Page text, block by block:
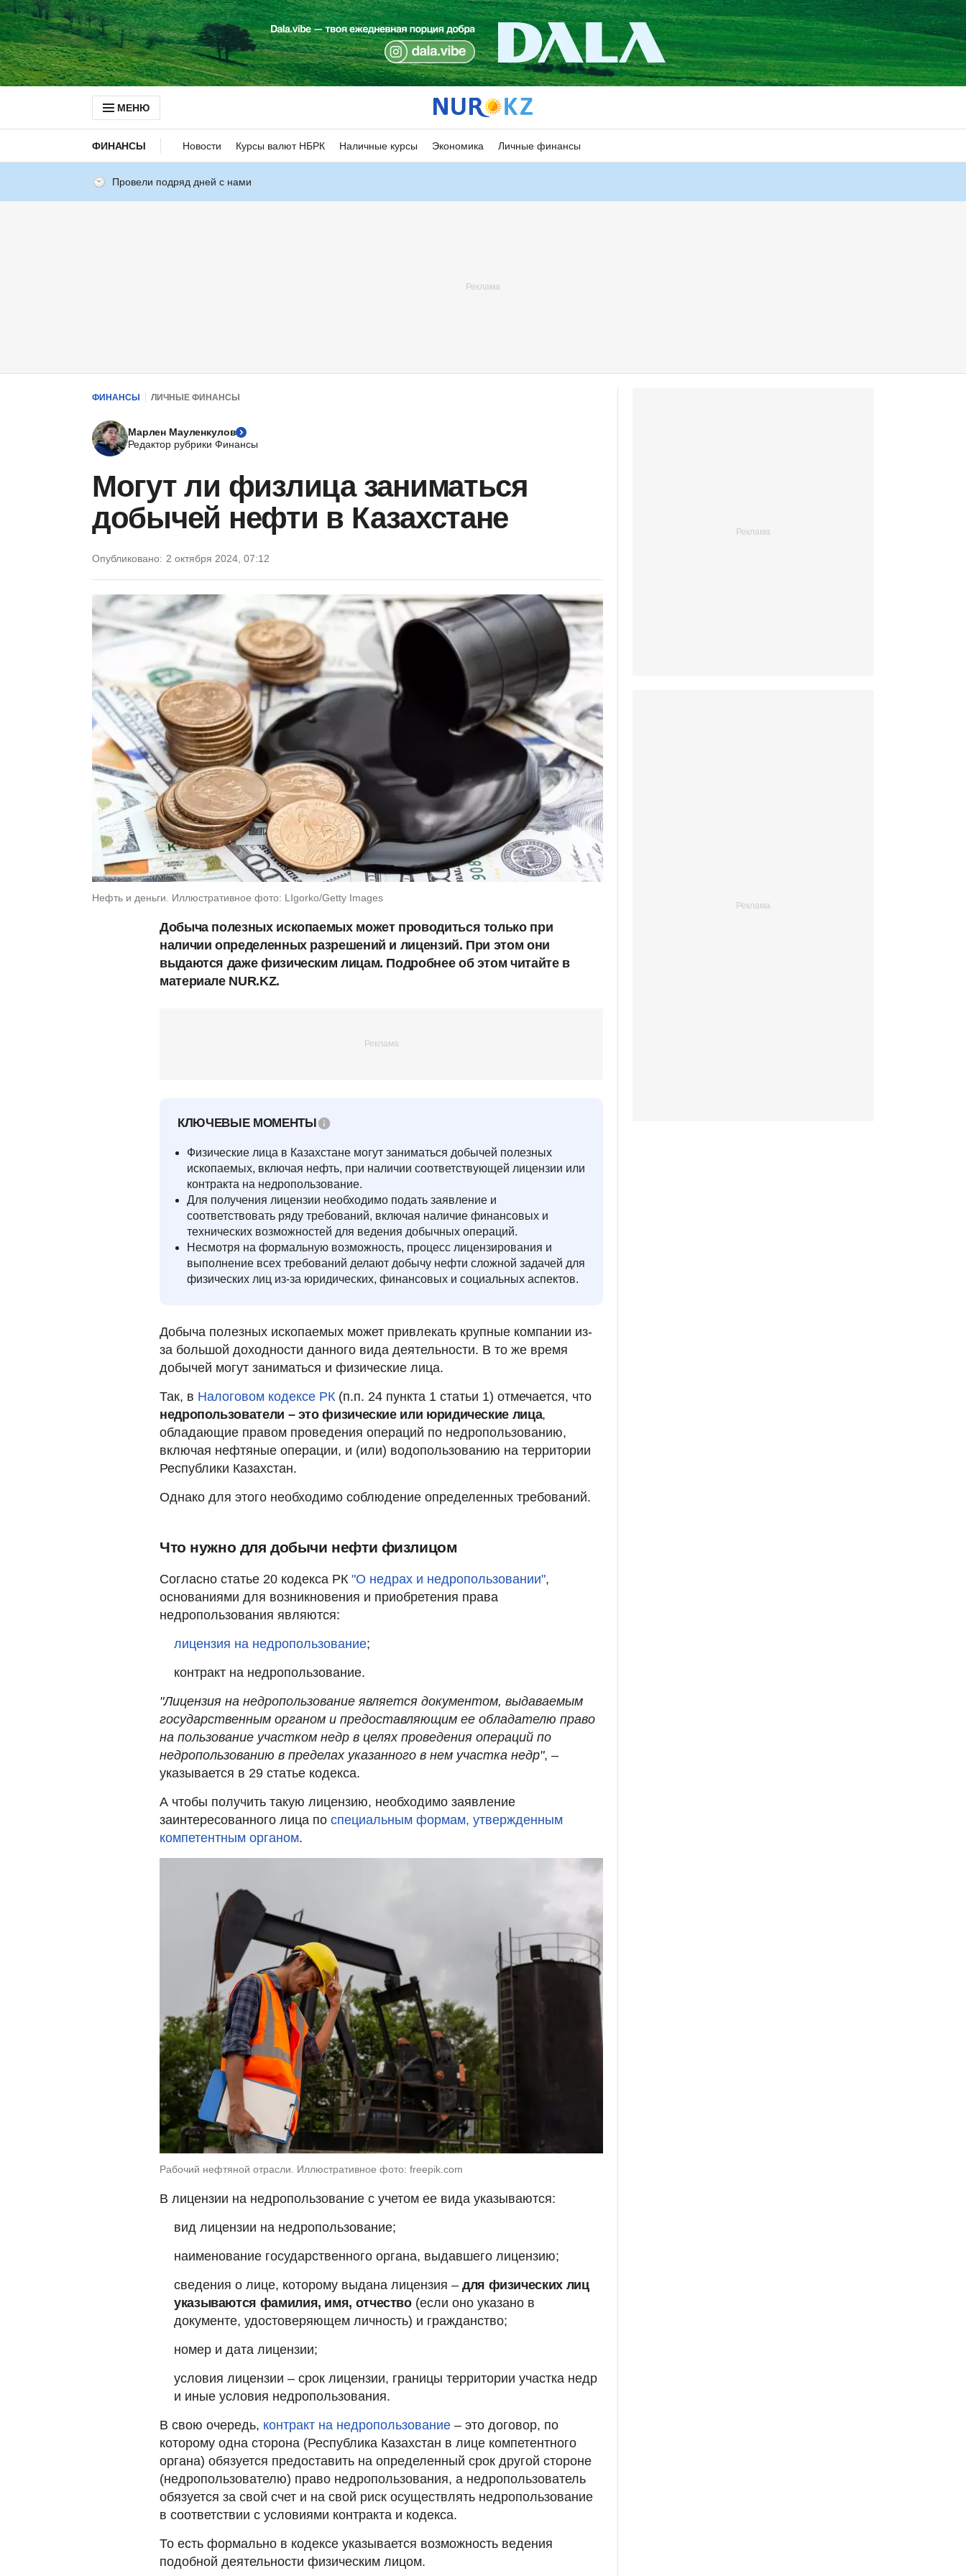
МЕНЮ
ФИНАНСЫ Новости Курсы валют НБРК Наличные курсы Экономика Личные финансы
Провели подряд дней с нами
ФИНАНСЫ ЛИЧНЫЕ ФИНАНСЫ
Марлен Мауленкулов
Редактор рубрики Финансы
Могут ли физлица заниматься
добычей нефти в Казахстане
Опубликовано: 2 октября 2024, 07:12
Нефть и деньги. Иллюстративное фото: LIgorko/Getty Images
Добыча полезных ископаемых может проводиться только при
наличии определенных разрешений и лицензий. При этом они
выдаются даже физическим лицам. Подробнее об этом читайте в
материале NUR.KZ.
КЛЮЧЕВЫЕ МОМЕНТЫ
Физические лица в Казахстане могут заниматься добычей полезных
ископаемых, включая нефть, при наличии соответствующей лицензии или
контракта на недропользование.
Для получения лицензии необходимо подать заявление и
соответствовать ряду требований, включая наличие финансовых и
технических возможностей для ведения добычных операций.
Несмотря на формальную возможность, процесс лицензирования и
выполнение всех требований делают добычу нефти сложной задачей для
физических лиц из-за юридических, финансовых и социальных аспектов.
Добыча полезных ископаемых может привлекать крупные компании из-
за большой доходности данного вида деятельности. В то же время
добычей могут заниматься и физические лица.
Так, в Налоговом кодексе РК (п.п. 24 пункта 1 статьи 1) отмечается, что
недропользователи – это физические или юридические лица,
обладающие правом проведения операций по недропользованию,
включая нефтяные операции, и (или) водопользованию на территории
Республики Казахстан.
Однако для этого необходимо соблюдение определенных требований.
Что нужно для добычи нефти физлицом
Согласно статье 20 кодекса РК "О недрах и недропользовании",
основаниями для возникновения и приобретения права
недропользования являются:
лицензия на недропользование;
контракт на недропользование.
"Лицензия на недропользование является документом, выдаваемым
государственным органом и предоставляющим ее обладателю право
на пользование участком недр в целях проведения операций по
недропользованию в пределах указанного в нем участка недр", –
указывается в 29 статье кодекса.
А чтобы получить такую лицензию, необходимо заявление
заинтересованного лица по специальным формам, утвержденным
компетентным органом.
Рабочий нефтяной отрасли. Иллюстративное фото: freepik.com
В лицензии на недропользование с учетом ее вида указываются:
вид лицензии на недропользование;
наименование государственного органа, выдавшего лицензию;
сведения о лице, которому выдана лицензия – для физических лиц
указываются фамилия, имя, отчество(если оно указано в
документе, удостоверяющем личность) и гражданство;
номер и дата лицензии;
условия лицензии – срок лицензии, границы территории участка недр
и иные условия недропользования.
В свою очередь, контракт на недропользование – это договор, по
которому одна сторона (Республика Казахстан в лице компетентного
органа) обязуется предоставить на определенный срок другой стороне
(недропользователю) право недропользования, а недропользователь
обязуется за свой счет и на свой риск осуществлять недропользование
в соответствии с условиями контракта и кодекса.
То есть формально в кодексе указывается возможность ведения
подобной деятельности физическим лицом.